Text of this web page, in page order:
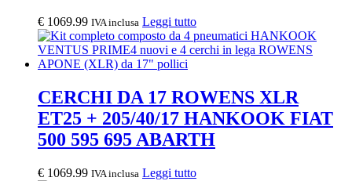
€ 1069.99 IVA inclusa Leggi tutto
CERCHI DA 17 ROWENS XLR
ET25 + 205/40/17 HANKOOK FIAT
500 595 695 ABARTH
€ 1069.99 IVA inclusa Leggi tutto